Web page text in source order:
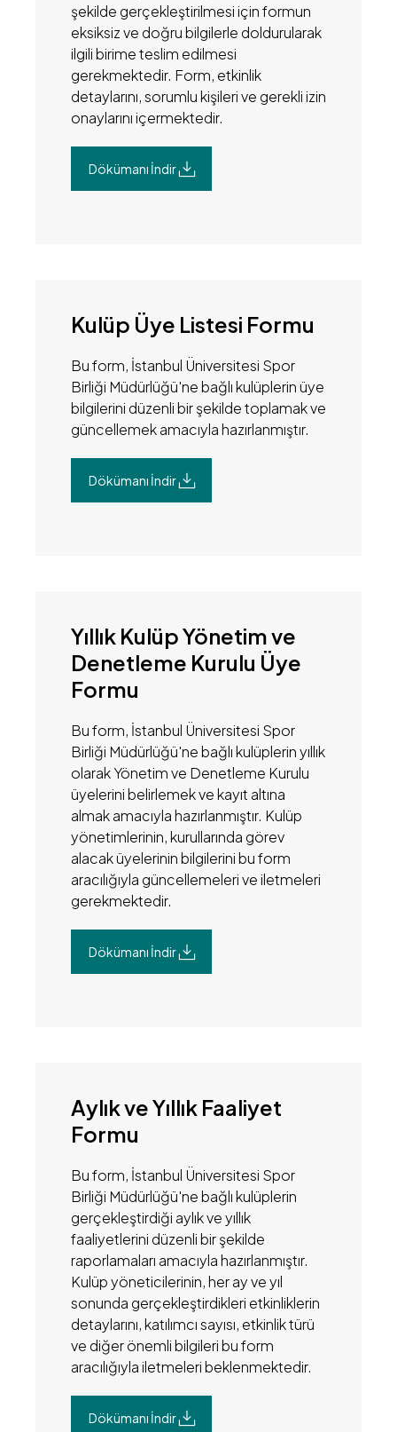
şekilde gerçekleştirilmesi için formun
eksiksiz ve doğru bilgilerle doldurularak
ilgili birime teslim edilmesi
gerekmektedir. Form, etkinlik
detaylarını, sorumlu kişileri ve gerekli izin
onaylarını içermektedir.
Dökümanı İndir
Kulüp Üye Listesi Formu
Bu form, İstanbul Üniversitesi Spor
Birliği Müdürlüğü'ne bağlı kulüplerin üye
bilgilerini düzenli bir şekilde toplamak ve
güncellemek amacıyla hazırlanmıştır.
Dökümanı İndir
Yıllık Kulüp Yönetim ve
Denetleme Kurulu Üye
Formu
Bu form, İstanbul Üniversitesi Spor
Birliği Müdürlüğü'ne bağlı kulüplerin yıllık
olarak Yönetim ve Denetleme Kurulu
üyelerini belirlemek ve kayıt altına
almak amacıyla hazırlanmıştır. Kulüp
yönetimlerinin, kurullarında görev
alacak üyelerinin bilgilerini bu form
aracılığıyla güncellemeleri ve iletmeleri
gerekmektedir.
Dökümanı İndir
Aylık ve Yıllık Faaliyet
Formu
Bu form, İstanbul Üniversitesi Spor
Birliği Müdürlüğü'ne bağlı kulüplerin
gerçekleştirdiği aylık ve yıllık
faaliyetlerini düzenli bir şekilde
raporlamaları amacıyla hazırlanmıştır.
Kulüp yöneticilerinin, her ay ve yıl
sonunda gerçekleştirdikleri etkinliklerin
detaylarını, katılımcı sayısı, etkinlik türü
ve diğer önemli bilgileri bu form
aracılığıyla iletmeleri beklenmektedir.
Dökümanı İndir